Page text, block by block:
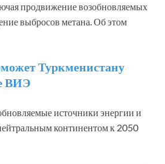
продвижение возобновляемых
выбросов метана. Об этом
Туркменистану
ВИЭ
источники энергии и
континентом к 2050